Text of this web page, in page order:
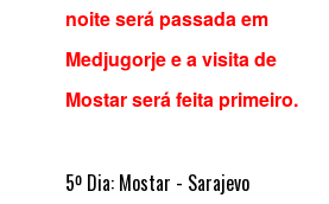
noite será passada em
Medjugorje e a visita de
Mostar será feita primeiro.
5º Dia: Mostar - Sarajevo